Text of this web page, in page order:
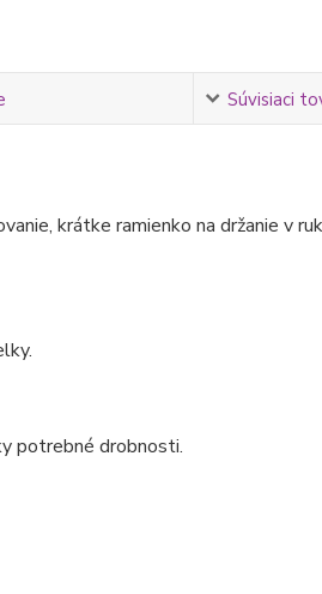
Súvisiaci
krátke ramienko na držanie v
potrebné drobnosti.